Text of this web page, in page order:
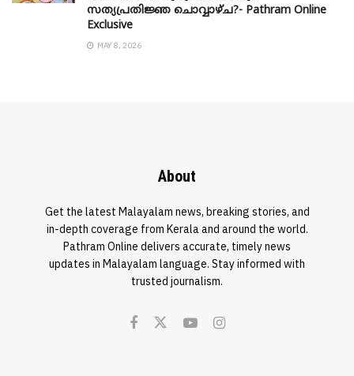
സത്യപ്രതിജ്ഞ ചൊവ്വാഴ്ച?- Pathram Online
Exclusive
MAY 8, 2026
About
Get the latest Malayalam news, breaking stories, and
in-depth coverage from Kerala and around the world.
Pathram Online delivers accurate, timely news
updates in Malayalam language. Stay informed with
trusted journalism.